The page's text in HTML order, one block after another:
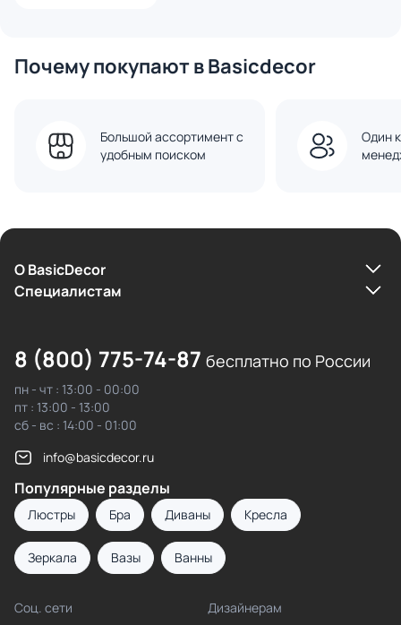
Почему покупают в Basicdecor
Большой ассортимент с
удобным поиском
Один
О BasicDecor
Cпециалистам
8 (800) 775-74-87 бесплатно по России
пн - чт : 13:00 - 00:00
пт : 13:00 - 13:00
сб - вс : 14:00 - 01:00
info@basicdecor.ru
Популярные разделы
Люстры Бра Диваны Кресла
Зеркала Вазы Ванны
Соц. сети Дизайнерам